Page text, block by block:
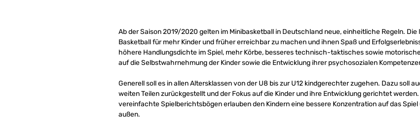
Ab der Saison 2019/2020 gelten im Minibasketball in Deutschland neue, einheitliche Regeln.
Basketball für mehr Kinder und früher erreichbar zu machen und ihnen Spaß und
höhere Handlungsdichte im Spiel, mehr Körbe, besseres technisch-taktisches sowie
auf die Selbstwahrnehmung der Kinder sowie die Entwicklung ihrer psychosozialen
Generell soll es in allen Altersklassen von der U8 bis zur U12 kindgerechter zugehen. Dazu soll
weiten Teilen zurückgestellt und der Fokus auf die Kinder und ihre Entwicklung gerichtet
vereinfachte Spielberichtsbögen erlauben den Kindern eine bessere Konzentration auf das
außen.